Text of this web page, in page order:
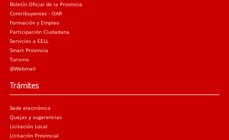
Boletín Oficial de la Provincia
Contribuyentes - OAR
Formación y Empleo
Participación Ciudadana
Servicios a EELL
Smart Provincia
Turismo
@Webmail
Trámites
Sede electrónica
Quejas y sugerencias
Licitación Local
Licitación Provincial